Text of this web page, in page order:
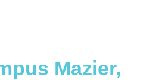
Mazier,